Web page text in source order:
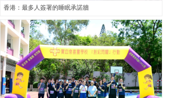
香港：最多人簽署的睡眠承諾牆